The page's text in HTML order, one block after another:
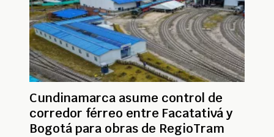
Cundinamarca asume control de
corredor férreo entre Facatativá y
Bogotá para obras de RegioTram